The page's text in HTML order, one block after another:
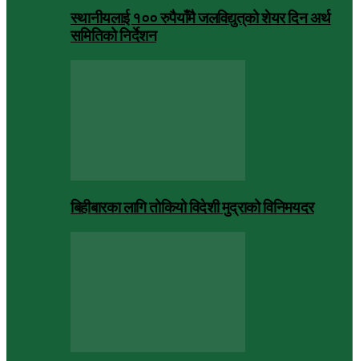
स्थानीयलाई १०० रुपैयाँमै जलविद्युत्‌को शेयर दिन अर्थ
समितिको निर्देशन
बिहीबारका लागि तोकियो विदेशी मुद्राको विनिमयदर